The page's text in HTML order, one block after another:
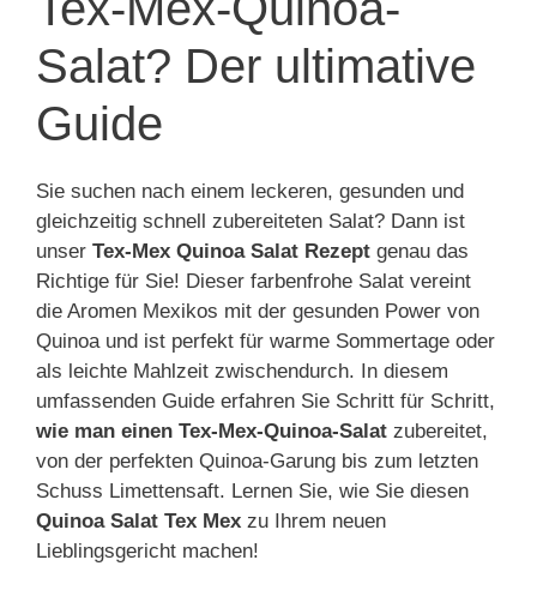
Salat? Der ultimative
Guide
Sie suchen nach einem leckeren, gesunden und
gleichzeitig schnell zubereiteten Salat? Dann ist
unser Tex-Mex Quinoa Salat Rezept genau das
Richtige für Sie! Dieser farbenfrohe Salat vereint
die Aromen Mexikos mit der gesunden Power von
Quinoa und ist perfekt für warme Sommertage oder
als leichte Mahlzeit zwischendurch. In diesem
umfassenden Guide erfahren Sie Schritt für Schritt,
wie man einen Tex-Mex-Quinoa-Salat zubereitet,
von der perfekten Quinoa-Garung bis zum letzten
Schuss Limettensaft. Lernen Sie, wie Sie diesen
Quinoa Salat Tex Mex zu Ihrem neuen
Lieblingsgericht machen!